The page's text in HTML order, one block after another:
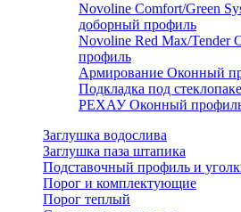
Novoline Comfort/Green
доборный профиль
Novoline Red Max/
профиль
Армирование Оконный
Подкладка под
РЕХАУ Оконный
Заглушка водослива
Заглушка паза штапика
Подставочный профиль и
Порог и комплектующие
Порог теплый